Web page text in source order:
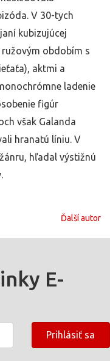
V 30-tych
kubizujúcej
obdobím s
aktmi a
ladenie
figúr
však Galanda
hranatú líniu. V
hľadal výstižnú
Ďalší autor
E-